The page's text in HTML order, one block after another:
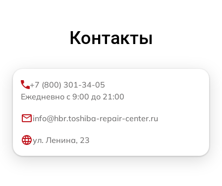
Контакты
+7 (800) 301-34-05
Ежедневно с 9:00 до 21:00
info@hbr.toshiba-repair-center.ru
ул. Ленина, 23